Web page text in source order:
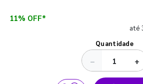
11% OFF*
até
Quantidade
− +